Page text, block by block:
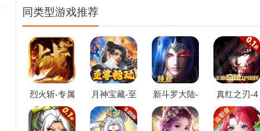
同类型游戏推荐
烈火斩-专属
月神宝藏-至
新斗罗大陆-
师
真红之刃-4
0.1折